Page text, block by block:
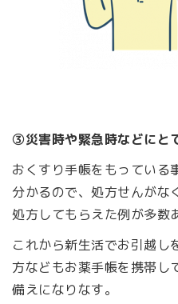
③災害時や緊急時などにと
おくすり手帳をもっている
分かるので、処方せんがな
処方してもらえた例が多数
これから新生活でお引越し
方などもお薬手帳を携帯し
備えになりなす。